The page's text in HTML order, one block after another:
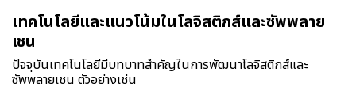
เทคโนโลยีและแนวโน้มในโลจิสติกส์และซัพพลาย
เชน
ปัจจุบันเทคโนโลยีมีบทบาทสำคัญในการพัฒนาโลจิสติกส์และ
ซัพพลายเชน ตัวอย่างเช่น